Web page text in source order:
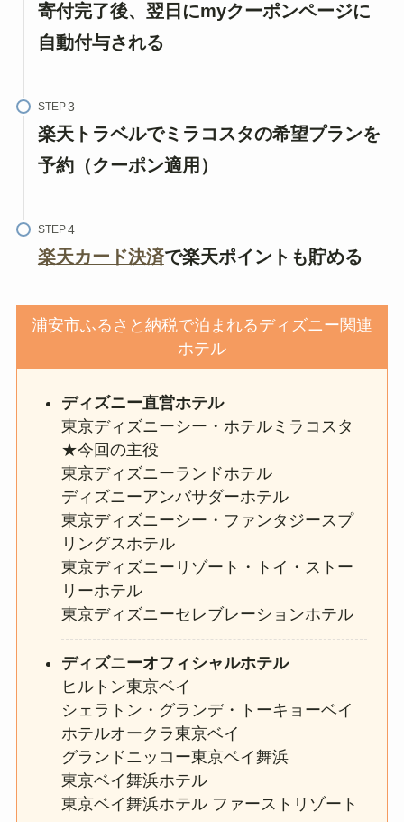
寄付完了後、翌日にmyクーポンページに
自動付与される
STEP
楽天トラベルでミラコスタの希望プランを
予約（クーポン適用）
STEP
楽天カード決済で楽天ポイントも貯める
浦安市ふるさと納税で泊まれるディズニー関連
ホテル
ディズニー直営ホテル
東京ディズニーシー・ホテルミラコスタ
★今回の主役
東京ディズニーランドホテル
ディズニーアンバサダーホテル
東京ディズニーシー・ファンタジースプ
リングスホテル
東京ディズニーリゾート・トイ・ストー
リーホテル
東京ディズニーセレブレーションホテル
ディズニーオフィシャルホテル
ヒルトン東京ベイ
シェラトン・グランデ・トーキョーベイ
ホテルオークラ東京ベイ
グランドニッコー東京ベイ舞浜
東京ベイ舞浜ホテル
東京ベイ舞浜ホテル ファーストリゾート